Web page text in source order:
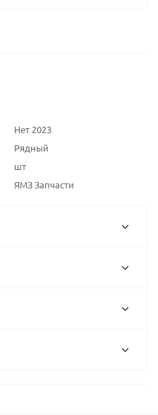
Нет 2023
Рядный
шт
ЯМЗ Запчасти